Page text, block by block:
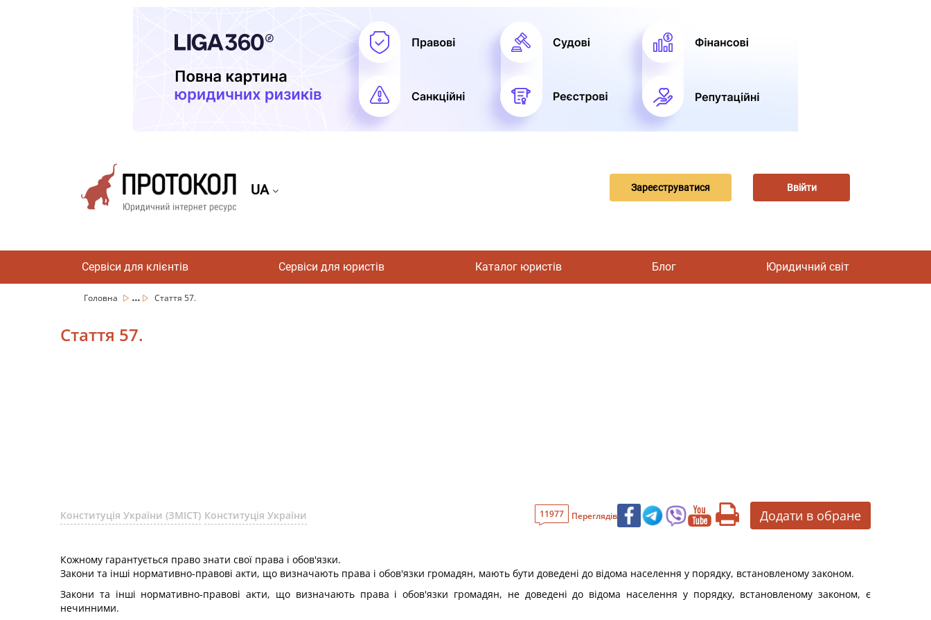
UA Зареєструватися Ввійти
Сервіси для клієнтів Сервіси для юристів Каталог юристів Блог Юридичний світ
Головна ... Стаття 57.
Стаття 57.
Конституція України (ЗМІСТ) Конституція України 11977 Переглядів Додати в обране
Кожному гарантується право знати свої права і обов'язки.
Закони та інші нормативно-правові акти, що визначають права і обов'язки громадян, мають бути доведені до відома населення у порядку, встановленому законом.
Закони та інші нормативно-правові акти, що визначають права і обов'язки громадян, не доведені до відома населення у порядку, встановленому законом, є
нечинними.